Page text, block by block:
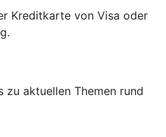
Kreditkarte von Visa oder
zu aktuellen Themen rund